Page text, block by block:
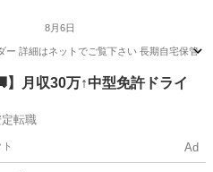
8月6日
ー 詳細はネットでご覧下さい 長期自宅保管で
の他 リカちゃん
】月収30万↑中型免許ドライ
転職
Ad